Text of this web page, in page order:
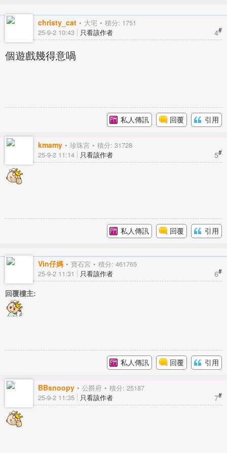
christy_cat 大宅 積分: 1751
4#
25-9-2 10:43 只看該作者
個遊戲幾得意喎
私人傳訊 回覆 引用
kmamy 珍珠宮 積分: 31728
5#
25-9-2 11:14 只看該作者
私人傳訊 回覆 引用
Vin仔媽 寶石宮 積分: 461765
6#
25-9-2 11:31 只看該作者
回覆樓主:
私人傳訊 回覆 引用
BBsnoopy 公爵府 積分: 25187
7#
25-9-2 11:35 只看該作者